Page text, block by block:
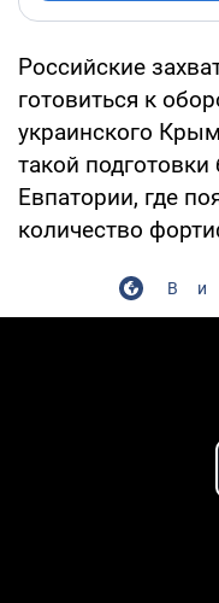
Российские
готовиться к
украинского
такой
Евпатории, где
количество